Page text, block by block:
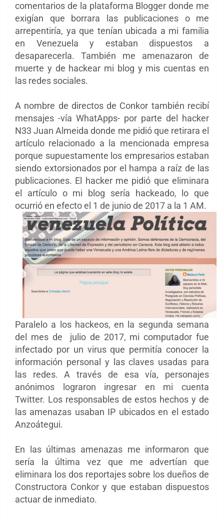
comentarios de la plataforma Blogger donde me
exigían que borrara las publicaciones o me
arrepentiría, ya que tenían ubicada a mi familia
en Venezuela y estaban dispuestos a
desaparecerla. También me amenazaron de
muerte y de hackear mi blog y mis cuentas en
las redes sociales.
A nombre de directos de Conkor también recibí
mensajes -vía WhatApps- por parte del hacker
N33 Juan Almeida donde me pidió que retirara el
artículo relacionado a la mencionada empresa
porque supuestamente los empresarios estaban
siendo extorsionados por el hampa a raíz de las
publicaciones. El hacker me pidió que eliminara
el artículo o mi blog sería hackeado, lo que
ocurrió en efecto el 1 de junio de 2017 a la 1 AM.
Paralelo a los hackeos, en la segunda semana
del mes de julio de 2017, mi computador fue
infectado por un virus que permitía conocer la
información personal y las claves usadas para
las redes. A través de esa vía, personajes
anónimos lograron ingresar en mi cuenta
Twitter. Los responsables de estos hechos y de
las amenazas usaban IP ubicados en el estado
Anzoátegui.
En las últimas amenazas me informaron que
sería la última vez que me advertían que
eliminara los dos reportajes sobre los dueños de
Constructora Conkor y que estaban dispuestos
actuar de inmediato.